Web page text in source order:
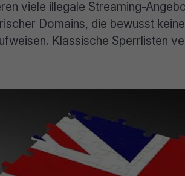
viele illegale Streaming-
Domains, die bewusst
Klassische Sperrlisten